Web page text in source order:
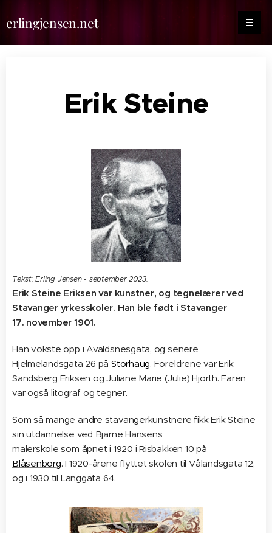
erlingjensen.net
Erik Steine
Tekst: Erling Jensen - september 2023.
Erik Steine Eriksen var kunstner, og tegnelærer ved
Stavanger yrkesskoler. Han ble født i Stavanger
17. november 1901.
Han vokste opp i Avaldsnesgata, og senere
Hjelmelandsgata 26 på Storhaug. Foreldrene var Erik
Sandsberg Eriksen og Juliane Marie (Julie) Hjorth. Faren
var også litograf og tegner.
Som så mange andre stavangerkunstnere fikk Erik Steine
sin utdannelse ved Bjarne Hansens
malerskole som åpnet i 1920 i Risbakken 10 på
Blåsenborg. I 1920-årene flyttet skolen til Vålandsgata 12,
og i 1930 til Langgata 64.